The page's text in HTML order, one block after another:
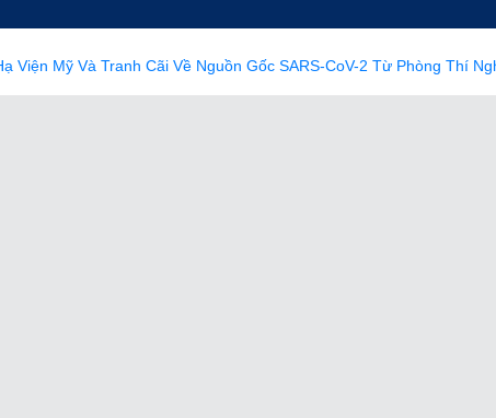
Về Nguồn Gốc SARS-CoV-2 Từ Phòng Thí Nghiệm • FCC